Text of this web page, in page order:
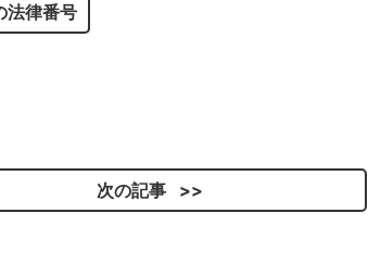
法律番号
次の記事